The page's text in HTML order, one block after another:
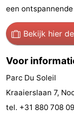
Steden
Sporten
-
Zwembaden
-
Fietsen
-
een
Bekijk hier
Voor
Parc Du Soleil
Kraaierslaan 7,
tel. +31 880 708